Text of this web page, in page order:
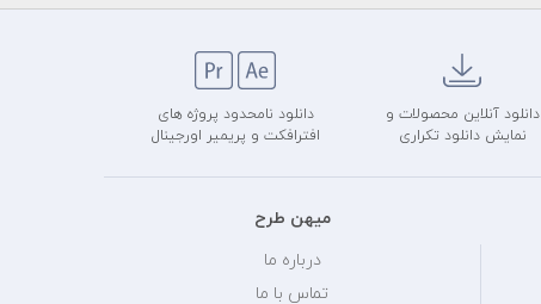
دانلود آنلاین محصولات و
نمایش دانلود تکراری
دانلود نامحدود پروژه های
افترافکت و پریمیر اورجینال
میهن طرح
درباره ما
تماس با ما